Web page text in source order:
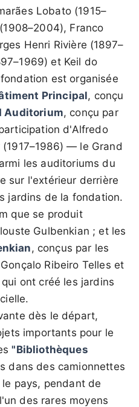
Lobato (1915–
Franco
Henri Rivière (1897–
et Keil do
est organisée
Principal, conçu
Auditorium, conçu par
d'Alfredo
— le Grand
les auditoriums du
sur l'extérieur derrière
jardins de la fondation.
que se produit
Gulbenkian ; et les
, conçus par les
Ribeiro Telles et
ont créé les jardins
dès le départ,
importants pour le
"Bibliothèques
dans des camionnettes
pays, pendant de
des rares moyens